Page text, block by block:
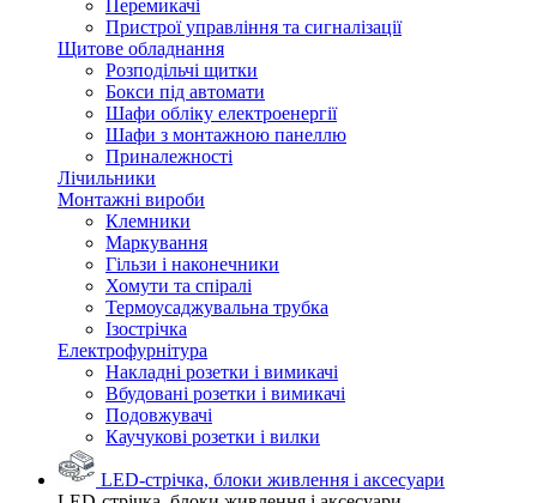
Перемикачі
Пристрої управління та сигналізації
Щитове обладнання
Розподільчі щитки
Бокси під автомати
Шафи обліку електроенергії
Шафи з монтажною панеллю
Приналежності
Лічильники
Монтажні вироби
Клемники
Маркування
Гільзи і наконечники
Хомути та спіралі
Термоусаджувальна трубка
Ізострічка
Електрофурнітура
Накладні розетки і вимикачі
Вбудовані розетки і вимикачі
Подовжувачі
Каучукові розетки і вилки
LED-стрічка, блоки живлення і аксесуари